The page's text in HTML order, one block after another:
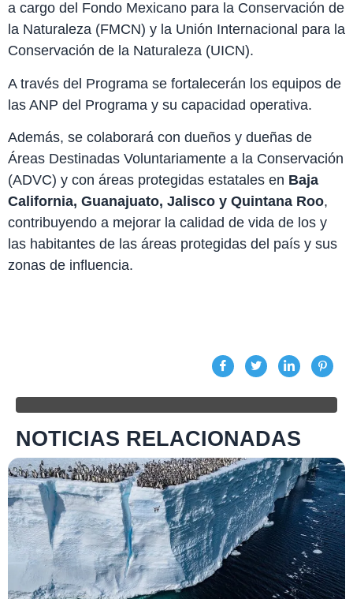
a cargo del Fondo Mexicano para la Conservación de
la Naturaleza (FMCN) y la Unión Internacional para la
Conservación de la Naturaleza (UICN).
A través del Programa se fortalecerán los equipos de
las ANP del Programa y su capacidad operativa.
Además, se colaborará con dueños y dueñas de
Áreas Destinadas Voluntariamente a la Conservación
(ADVC) y con áreas protegidas estatales en Baja
California, Guanajuato, Jalisco y Quintana Roo,
contribuyendo a mejorar la calidad de vida de los y
las habitantes de las áreas protegidas del país y sus
zonas de influencia.
NOTICIAS RELACIONADAS